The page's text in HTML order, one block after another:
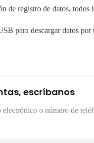
de registro de datos, todos
para descargar datos
escríbanos
electrónico o número de